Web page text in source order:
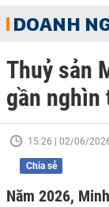
DOANH
Thuỷ sản
gần nghìn
15:26 | 02/06/
Chia sẻ
Năm 2026,